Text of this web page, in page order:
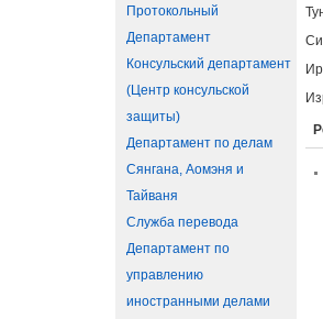
Протокольный
Департамент
Консульский департамент
(Центр консульской
защиты)
Департамент по делам
Сянгана, Аомэня и
Тайваня
Служба перевода
Департамент по
управлению
иностранными делами